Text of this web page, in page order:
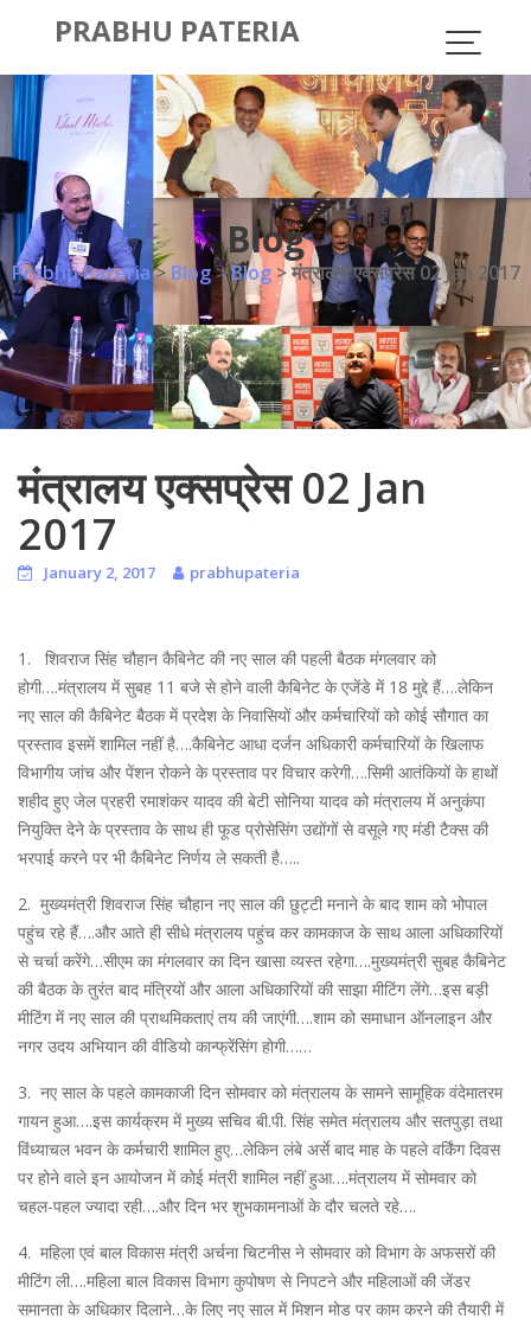
content
PRABHU PATERIA
Blog
Prabhu Pateria> Blog>Blog>मंत्रालय एक्सप्रेस 02 Jan 2017
मंत्रालय एक्सप्रेस 02 Jan
2017
January 2, 2017 prabhupateria
1. शिवराज सिंह चौहान कैबिनेट की नए साल की पहली बैठक मंगलवार को
होगी….मंत्रालय में सुबह 11 बजे से होने वाली कैबिनेट के एजेंडे में 18 मुद्दे हैं….लेकिन
नए साल की कैबिनेट बैठक में प्रदेश के निवासियों और कर्मचारियों को कोई सौगात का
प्रस्ताव इसमें शामिल नहीं है….कैबिनेट आधा दर्जन अधिकारी कर्मचारियों के खिलाफ
विभागीय जांच और पेंशन रोकने के प्रस्ताव पर विचार करेगी….सिमी आतंकियों के हाथों
शहीद हुए जेल प्रहरी रमाशंकर यादव की बेटी सोनिया यादव को मंत्रालय में अनुकंपा
नियुक्ति देने के प्रस्ताव के साथ ही फूड प्रोसेसिंग उद्योंगों से वसूले गए मंडी टैक्स की
भरपाई करने पर भी कैबिनेट निर्णय ले सकती है…..
2. मुख्यमंत्री शिवराज सिंह चौहान नए साल की छुट्टी मनाने के बाद शाम को भोपाल
पहुंच रहे हैं….और आते ही सीधे मंत्रालय पहुंच कर कामकाज के साथ आला अधिकारियों
से चर्चा करेंगे…सीएम का मंगलवार का दिन खासा व्यस्त रहेगा….मुख्यमंत्री सुबह कैबिनेट
की बैठक के तुरंत बाद मंत्रियों और आला अधिकारियों की साझा मीटिंग लेंगे…इस बड़ी
मीटिंग में नए साल की प्राथमिकताएं तय की जाएंगी….शाम को समाधान ऑनलाइन और
नगर उदय अभियान की वीडियो कान्फ्रेंसिंग होगी……
3. नए साल के पहले कामकाजी दिन सोमवार को मंत्रालय के सामने सामूहिक वंदेमातरम
गायन हुआ….इस कार्यक्रम में मुख्य सचिव बी.पी. सिंह समेत मंत्रालय और सतपुड़ा तथा
विंध्याचल भवन के कर्मचारी शामिल हुए…लेकिन लंबे अर्से बाद माह के पहले वर्किंग दिवस
पर होने वाले इन आयोजन में कोई मंत्री शामिल नहीं हुआ….मंत्रालय में सोमवार को
चहल-पहल ज्यादा रही….और दिन भर शुभकामनाओं के दौर चलते रहे….
4. महिला एवं बाल विकास मंत्री अर्चना चिटनीस ने सोमवार को विभाग के अफसरों की
मीटिंग ली….महिला बाल विकास विभाग कुपोषण से निपटने और महिलाओं की जेंडर
समानता के अधिकार दिलाने…के लिए नए साल में मिशन मोड पर काम करने की तैयारी में